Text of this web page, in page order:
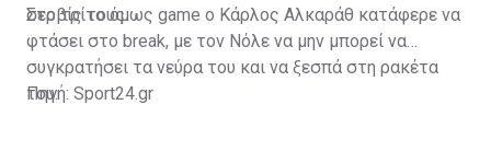
σερβίς τους.
Στο τρίτο όμως game ο Κάρλος Αλκαράθ κατάφερε να
φτάσει στο break, με τον Νόλε να μην μπορεί να
συγκρατήσει τα νεύρα του και να ξεσπά στη ρακέτα
του.
Πηγή: Sport24.gr